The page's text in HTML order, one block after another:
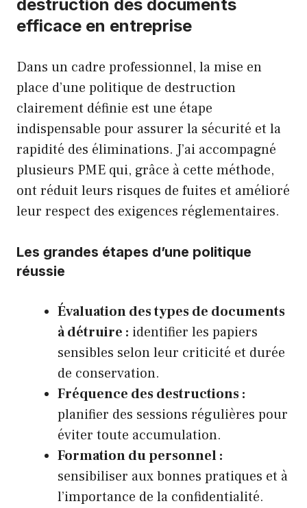
destruction des documents
efficace en entreprise
Dans un cadre professionnel, la mise en
place d’une politique de destruction
clairement définie est une étape
indispensable pour assurer la sécurité et la
rapidité des éliminations. J’ai accompagné
plusieurs PME qui, grâce à cette méthode,
ont réduit leurs risques de fuites et amélioré
leur respect des exigences réglementaires.
Les grandes étapes d’une politique
réussie
Évaluation des types de documents
à détruire : identifier les papiers
sensibles selon leur criticité et durée
de conservation.
Fréquence des destructions :
planifier des sessions régulières pour
éviter toute accumulation.
Formation du personnel :
sensibiliser aux bonnes pratiques et à
l’importance de la confidentialité.